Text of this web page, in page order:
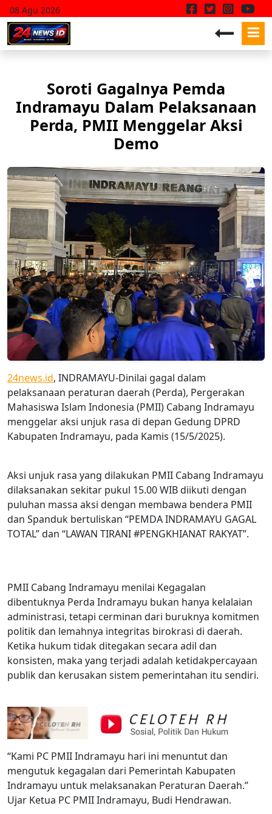
08 Agu 2026
Soroti Gagalnya Pemda
Indramayu Dalam Pelaksanaan
Perda, PMII Menggelar Aksi
Demo
24news.id, INDRAMAYU-Dinilai gagal dalam
pelaksanaan peraturan daerah (Perda), Pergerakan
Mahasiswa Islam Indonesia (PMII) Cabang Indramayu
menggelar aksi unjuk rasa di depan Gedung DPRD
Kabupaten Indramayu, pada Kamis (15/5/2025).
Aksi unjuk rasa yang dilakukan PMII Cabang Indramayu
dilaksanakan sekitar pukul 15.00 WIB diikuti dengan
puluhan massa aksi dengan membawa bendera PMII
dan Spanduk bertuliskan “PEMDA INDRAMAYU GAGAL
TOTAL” dan “LAWAN TIRANI #PENGKHIANAT RAKYAT”.
PMII Cabang Indramayu menilai Kegagalan
dibentuknya Perda Indramayu bukan hanya kelalaian
administrasi, tetapi cerminan dari buruknya komitmen
politik dan lemahnya integritas birokrasi di daerah.
Ketika hukum tidak ditegakan secara adil dan
konsisten, maka yang terjadi adalah ketidakpercayaan
publik dan kerusakan sistem pemerintahan itu sendiri.
“Kami PC PMII Indramayu hari ini menuntut dan
mengutuk kegagalan dari Pemerintah Kabupaten
Indramayu untuk melaksanakan Peraturan Daerah.”
Ujar Ketua PC PMII Indramayu, Budi Hendrawan.